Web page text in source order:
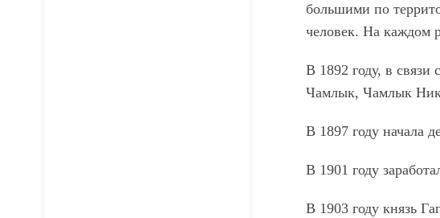
большими по
человек. На каждом
В 1892 году, в связи
Чамлык, Чамлык
В 1897 году начала
В 1901 году
В 1903 году князь